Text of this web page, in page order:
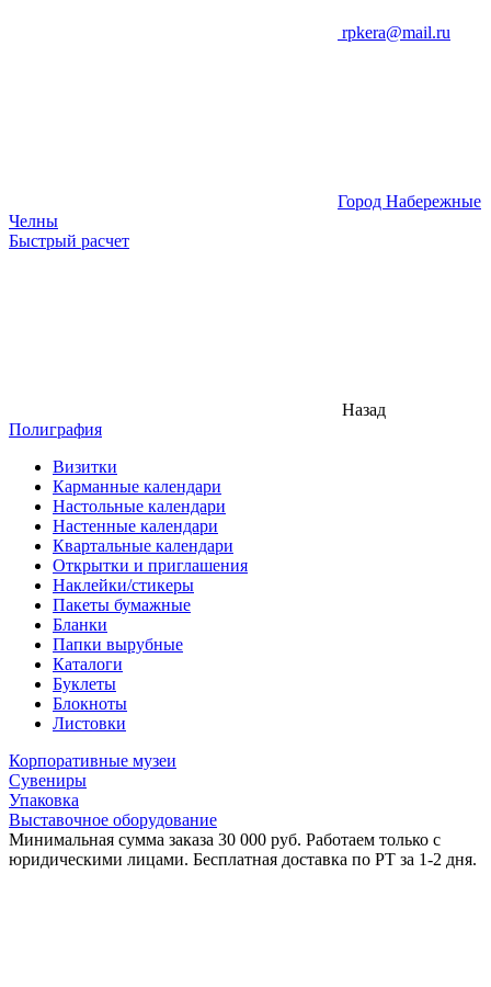
rpkera@mail.ru
Город Набережные
Челны
Быстрый расчет
Назад
Полиграфия
Визитки
Карманные календари
Настольные календари
Настенные календари
Квартальные календари
Открытки и приглашения
Наклейки/стикеры
Пакеты бумажные
Бланки
Папки вырубные
Каталоги
Буклеты
Блокноты
Листовки
Корпоративные музеи
Сувениры
Упаковка
Выставочное оборудование
Минимальная сумма заказа 30 000 руб. Работаем только с
юридическими лицами. Бесплатная доставка по РТ за 1-2 дня.